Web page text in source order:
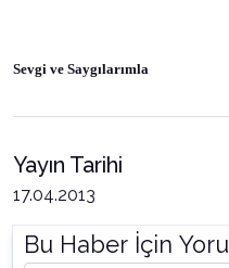
Sevgi ve Saygılarımla
Yayın Tarihi
17.04.2013
Bu Haber İçin